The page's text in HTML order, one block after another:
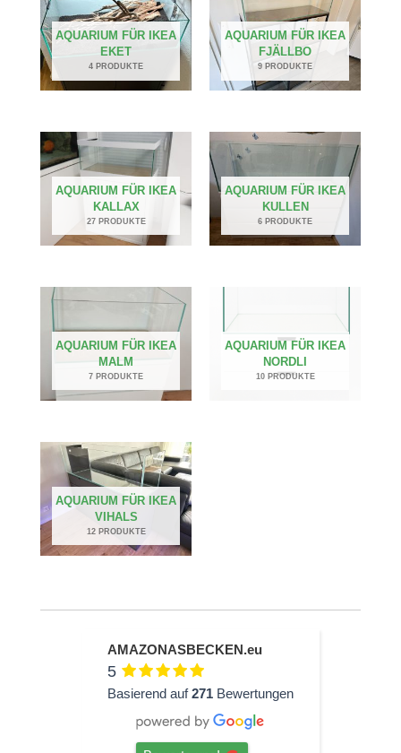
AQUARIUM FÜR IKEA
EKET
4 PRODUKTE
AQUARIUM FÜR IKEA
FJÄLLBO
9 PRODUKTE
AQUARIUM FÜR IKEA
KALLAX
27 PRODUKTE
AQUARIUM FÜR IKEA
KULLEN
6 PRODUKTE
AQUARIUM FÜR IKEA
MALM
7 PRODUKTE
AQUARIUM FÜR IKEA
NORDLI
10 PRODUKTE
AQUARIUM FÜR IKEA
VIHALS
12 PRODUKTE
AMAZONASBECKEN.eu
5
Basierend auf271 Bewertungen